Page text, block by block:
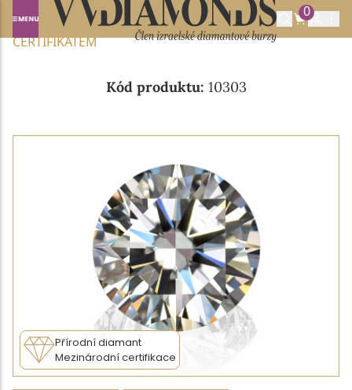
0
Domů NABÍDKA DIAMANTŮ
0.26CT G/VVS1 S IGI
CERTIFIKÁTEM
Kód produktu: 10303
Přírodní diamant
Mezinárodní certifikace